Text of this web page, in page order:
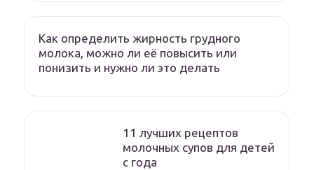
Как определить жирность грудного
молока, можно ли её повысить или
понизить и нужно ли это делать
11 лучших рецептов
молочных супов для детей
с года